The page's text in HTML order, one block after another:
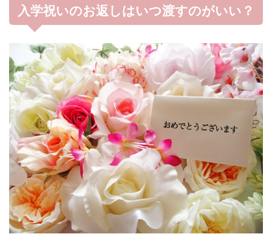
入学祝いのお返しはいつ渡すのがいい？